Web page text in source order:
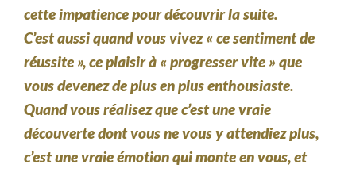
cette impatience pour découvrir la suite.
C’est aussi quand vous vivez « ce sentiment de
réussite », ce plaisir à « progresser vite » que
vous devenez de plus en plus enthousiaste.
Quand vous réalisez que c’est une vraie
découverte dont vous ne vous y attendiez plus,
c’est une vraie émotion qui monte en vous, et